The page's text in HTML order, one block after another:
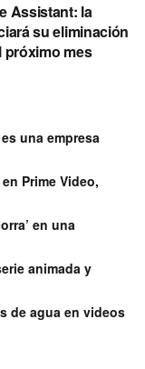
Assistant: la
su eliminación
próximo mes
una empresa
Prime Video,
en una
animada y
de agua en videos